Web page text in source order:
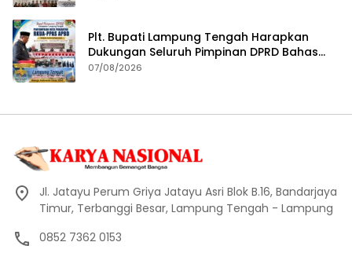
Plt. Bupati Lampung Tengah Harapkan
Dukungan Seluruh Pimpinan DPRD Bahas
RKUA-PPAS APBD Tahun 2027
07/08/2026
Jl. Jatayu Perum Griya Jatayu Asri Blok B.16, Bandarjaya
Timur, Terbanggi Besar, Lampung Tengah - Lampung
0852 7362 0153